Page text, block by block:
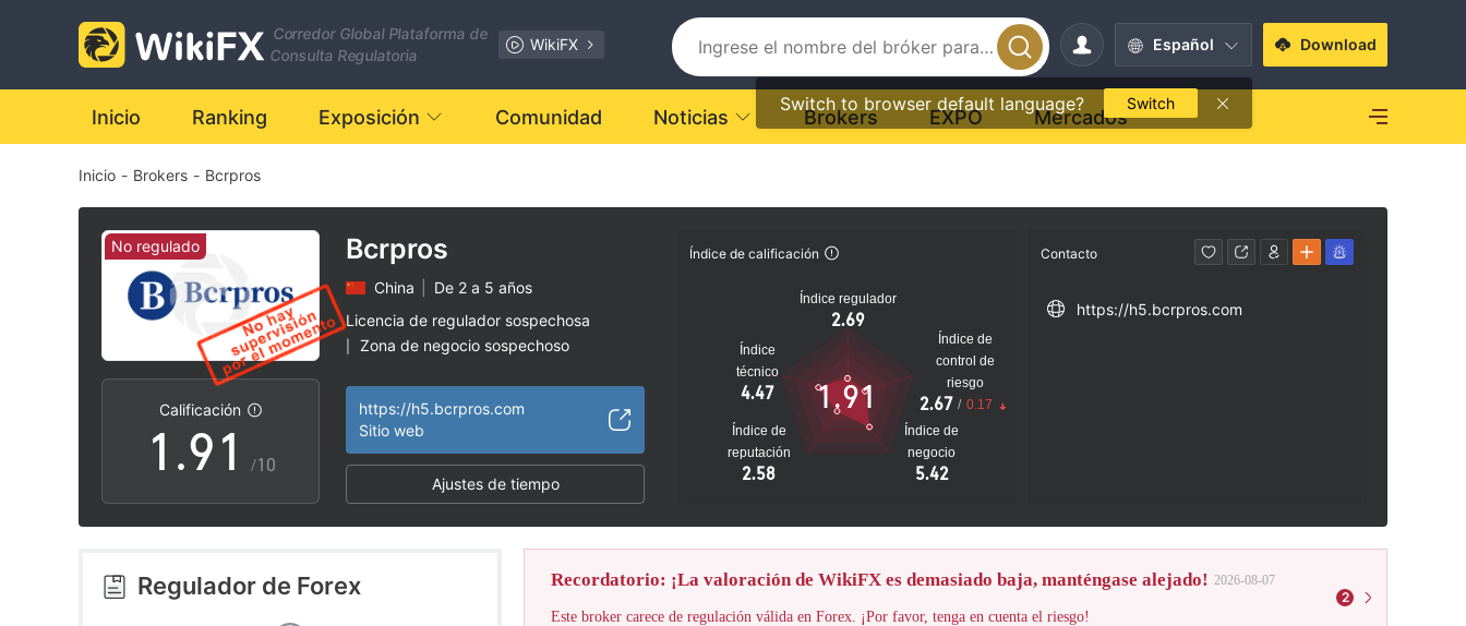
Corredor Global Plataforma de
Consulta Regulatoria
WikiFX Español
Switch to browser default language? Switch
Download
Inicio Ranking Exposición Comunidad Noticias Brokers EXPO Mercados
Inicio - Brokers - Bcrpros
No regulado
Calificación
0
1
2
3
.
3
4
5
6
7
8
9
0
1
2
3
/10
Bcrpros
China
De 2 a 5 años
Licencia de regulador sospechosa
Zona de negocio sospechoso
https://h5.bcrpros.com
Sitio web
Ajustes de tiempo
Índice de calificación
Índice regulador
2.69
Índice
técnico
4.47
Índice de
reputación
2.58
Índice de
negocio
5.42
Índice de
control de
riesgo
2.67 / 0.17
1.91
Contacto
https://h5.bcrpros.com
Regulador de Forex Recordatorio: ¡La valoración de WikiFX es demasiado baja, manténgase alejado! 2026-08-07
Este broker carece de regulación válida en Forex. ¡Por favor, tenga en cuenta el riesgo!
2